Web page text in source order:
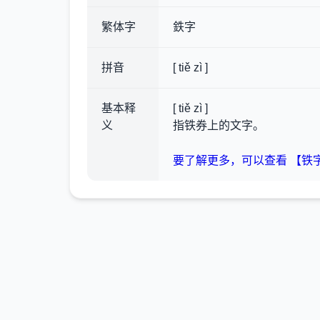
繁体字 鉄字
拼音 [ tiě zì ]
基本释
义
[ tiě zì ]
指铁券上的文字。
要了解更多，可以查看 【铁